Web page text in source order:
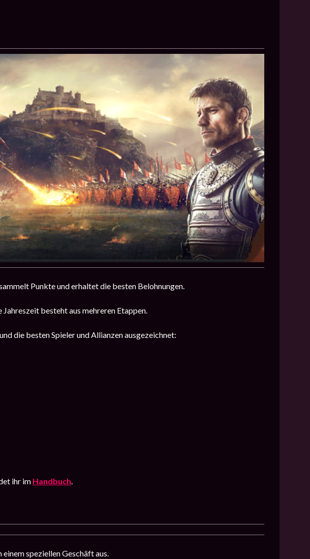
Punkte und erhaltet die besten Belohnungen.
besteht aus mehreren Etappen.
die besten Spieler und Allianzen ausgezeichnet:
ihr im Handbuch.
speziellen Geschäft aus.